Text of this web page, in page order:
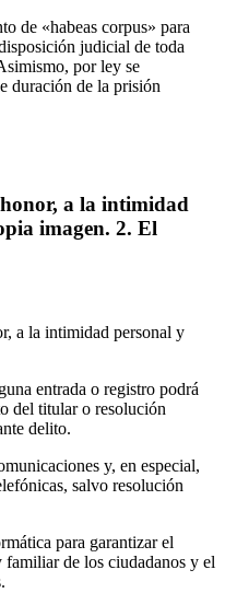
de «habeas corpus» para
judicial de toda
por ley se
duración de la prisión
a la intimidad
imagen. 2. El
a la intimidad personal y
entrada o registro podrá
del titular o resolución
delito.
y, en especial,
salvo resolución
para garantizar el
de los ciudadanos y el